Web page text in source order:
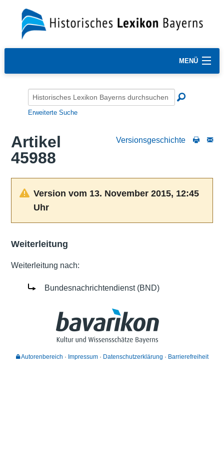
MENÜ
Erweiterte Suche
Versionsgeschichte
Artikel
45988
Version vom 13. November 2015, 12:45
Uhr
Weiterleitung
Weiterleitung nach:
Bundesnachrichtendienst (BND)
Autorenbereich Impressum Datenschutzerklärung Barrierefreiheit